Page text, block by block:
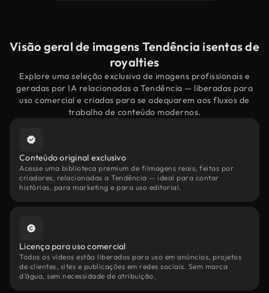
Visão geral de imagens Tendência isentas de
royalties
Explore uma seleção exclusiva de imagens profissionais e
geradas por IA relacionadas a Tendência — liberadas para
uso comercial e criadas para se adequarem aos fluxos de
trabalho de conteúdo modernos.
Conteúdo original exclusivo
Acesse uma biblioteca premium de filmagens reais, feitas por
criadores, relacionadas a Tendência — ideal para contar
histórias, para marketing e para uso editorial.
Licença para uso comercial
Todos os vídeos estão liberados para uso em anúncios, projetos
de clientes, sites e publicações em redes sociais. Sem marca
d'água, sem necessidade de atribuição.